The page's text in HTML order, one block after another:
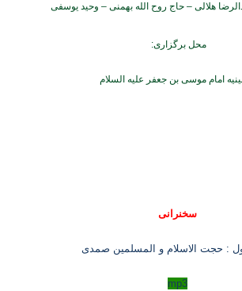
هلالی – حاج روح الله بهمنی – وحید یوسفی
محل برگزاری:
امام موسی بن جعفر علیه السلام
سخنرانی
: حجت الاسلام و المسلمین صمدی
mp3